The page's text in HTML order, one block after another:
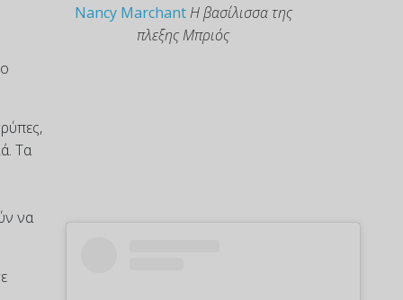
Τα
να
Nancy Marchant Η βασίλισσα της
πλεξης Μπριός